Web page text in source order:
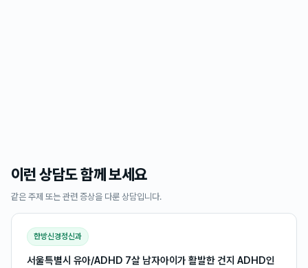
이런 상담도 함께 보세요
같은 주제 또는 관련 증상을 다룬 상담입니다.
한방신경정신과
서울특별시 유아/ADHD 7살 남자아이가 활발한 건지 ADHD인